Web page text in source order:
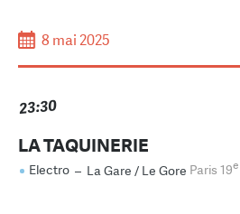
8 mai 2025
23:30
LA TAQUINERIE
Electro – La Gare / Le Gore Paris 19e